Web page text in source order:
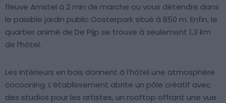
fleuve Amstel à 2 min de marche ou vous détendre dans
le paisible jardin public Oosterpark situé à 850 m. Enfin, le
quartier animé de De Pijp se trouve à seulement 1,3 km
de l’hôtel.
Les intérieurs en bois donnent à l’hôtel une atmosphère
cocooning. L’établissement abrite un pôle créatif avec
des studios pour les artistes, un rooftop offrant une vue